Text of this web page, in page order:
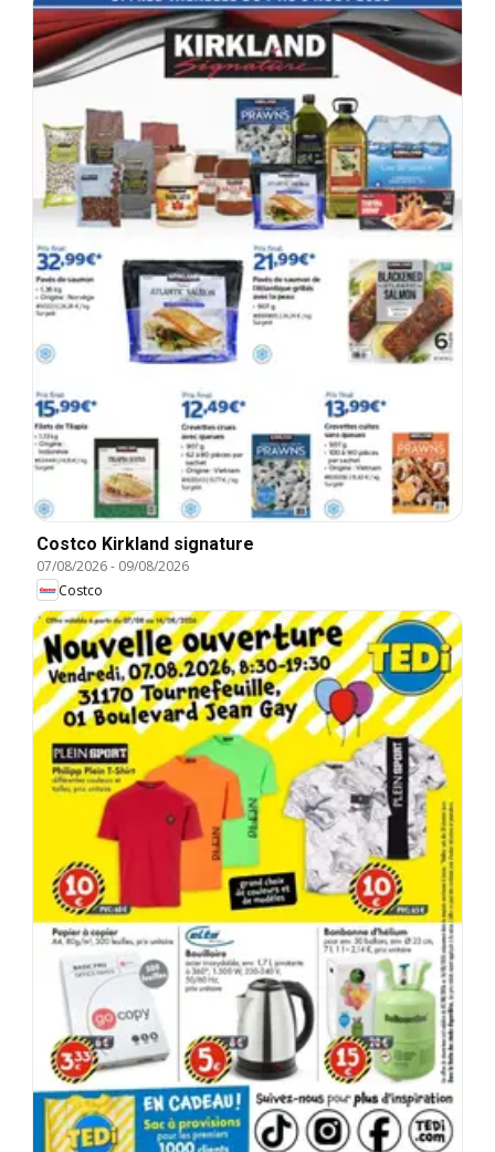
Costco Kirkland signature
07/08/2026- 09/08/2026
Costco